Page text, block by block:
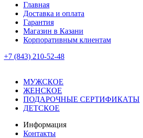
Главная
Доставка и оплата
Гарантия
Магазин в Казани
Корпоративным клиентам
+7 (843) 210-52-48
МУЖСКОЕ
ЖЕНСКОЕ
ПОДАРОЧНЫЕ СЕРТИФИКАТЫ
ДЕТСКОЕ
Информация
Контакты